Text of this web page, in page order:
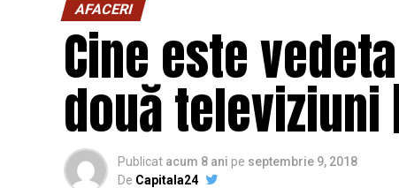
AFACERI
Cine este
două televiziuni
Publicat acum 8 ani pe septembrie 9, 2018
De Capitala24